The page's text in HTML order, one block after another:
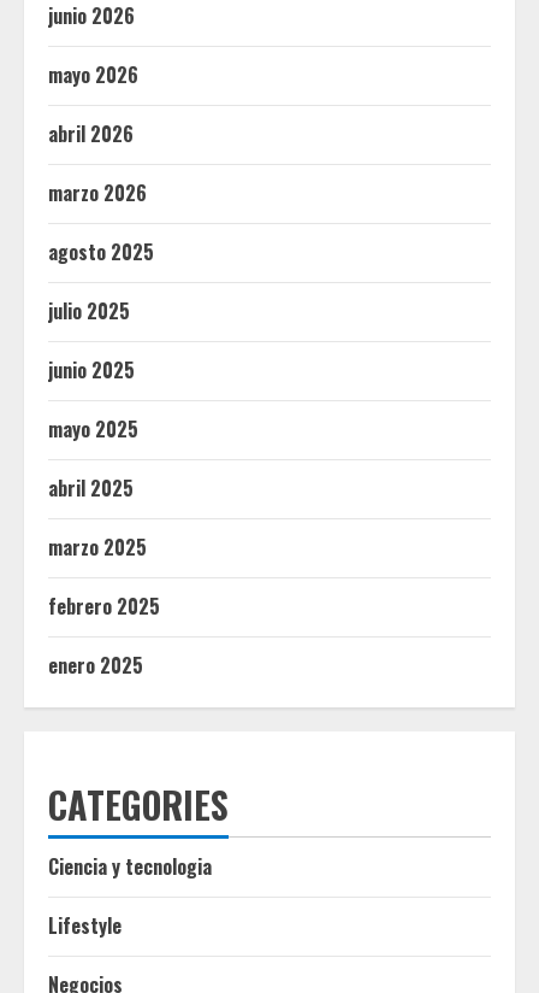
junio 2026
mayo 2026
abril 2026
marzo 2026
agosto 2025
julio 2025
junio 2025
mayo 2025
abril 2025
marzo 2025
febrero 2025
enero 2025
CATEGORIES
Ciencia y tecnologia
Lifestyle
Negocios